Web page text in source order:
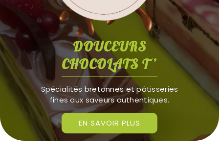
DOUCEURS
CHOCOLATS T ’
Spécialités bretonnes et pâtisseries
fines aux saveurs authentiques.
EN SAVOIR PLUS